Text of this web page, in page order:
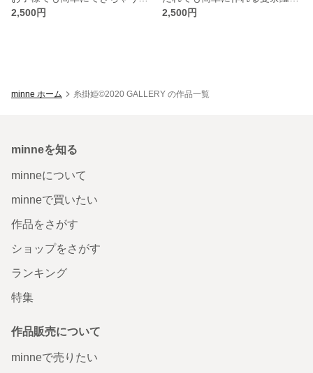
2,500円
2,500円
minne ホーム 糸掛姫©︎2020 GALLERY の作品一覧
minneを知る
minneについて
minneで買いたい
作品をさがす
ショップをさがす
ランキング
特集
作品販売について
minneで売りたい